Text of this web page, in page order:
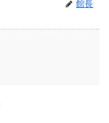
館長